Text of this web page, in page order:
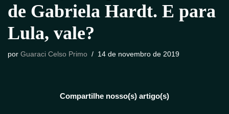
de Gabriela Hardt. E para
Lula, vale?
por Guaraci Celso Primo 14 de novembro de 2019
Compartilhe nosso(s) artigo(s)